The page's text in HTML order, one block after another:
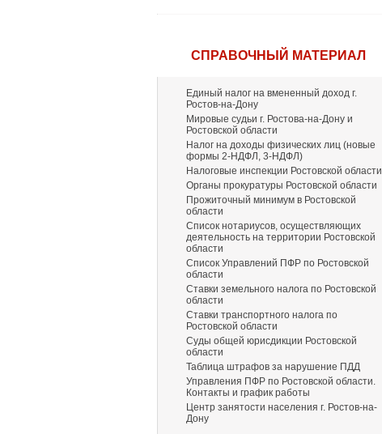
СПРАВОЧНЫЙ МАТЕРИАЛ
Единый налог на вмененный доход г.
Ростов-на-Дону
Мировые судьи г. Ростова-на-Дону и
Ростовской области
Налог на доходы физических лиц (новые
формы 2-НДФЛ, 3-НДФЛ)
Налоговые инспекции Ростовской области
Органы прокуратуры Ростовской области
Прожиточный минимум в Ростовской
области
Список нотариусов, осуществляющих
деятельность на территории Ростовской
области
Список Управлений ПФР по Ростовской
области
Ставки земельного налога по Ростовской
области
Ставки транспортного налога по
Ростовской области
Суды общей юрисдикции Ростовской
области
Таблица штрафов за нарушение ПДД
Управления ПФР по Ростовской области.
Контакты и график работы
Центр занятости населения г. Ростов-на-
Дону